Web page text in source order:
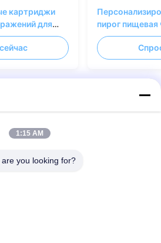
картриджи
для
изделий
пирог пищевая
бумага циан
мы
с нами в любое время!
1:15 AM
you looking for?